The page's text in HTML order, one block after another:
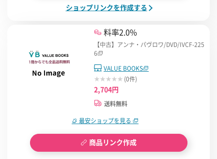
ショップリンクを作成する
料率2.0%
【中古】アンナ・パヴロワ/DVD/IVCF-225
6
VALUE BOOKS
(0件)
2,704円
送料無料
最安ショップを見る
商品リンク作成